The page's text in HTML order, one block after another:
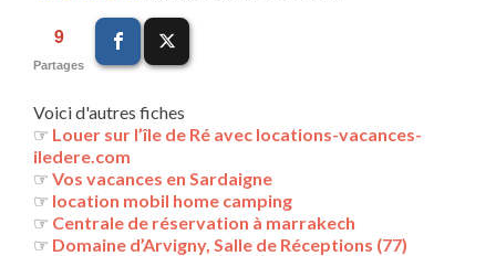
9
Partages
Voici d'autres fiches
☞ Louer sur l’île de Ré avec locations-vacances-
iledere.com
☞ Vos vacances en Sardaigne
☞ location mobil home camping
☞ Centrale de réservation à marrakech
☞ Domaine d’Arvigny, Salle de Réceptions (77)